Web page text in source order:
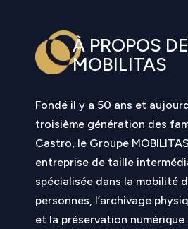
À PROPOS DE
MOBILITAS
Fondé il y a 50 ans et
troisième génération des
Castro, le Groupe
entreprise de taille
spécialisée dans la mobilité
personnes, l’archivage
et la préservation